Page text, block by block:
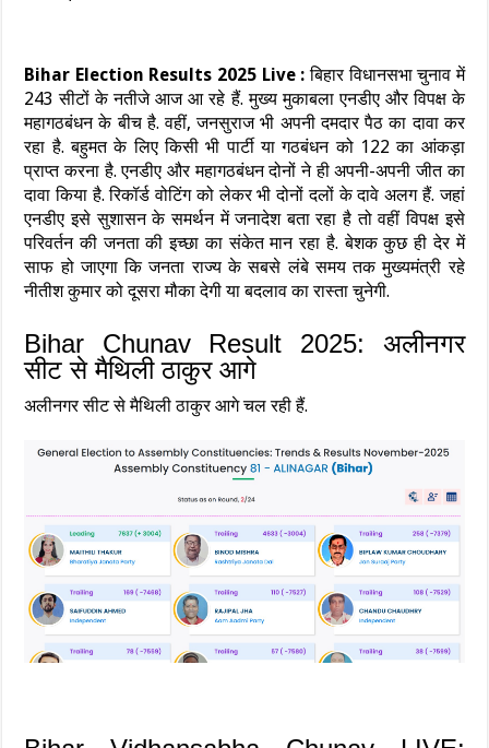
Bihar Election Results 2025 Live :बिहार विधानसभा चुनाव में
243 सीटों के नतीजे आज आ रहे हैं. मुख्य मुकाबला एनडीए और विपक्ष के
महागठबंधन के बीच है. वहीं, जनसुराज भी अपनी दमदार पैठ का दावा कर
रहा है. बहुमत के लिए किसी भी पार्टी या गठबंधन को 122 का आंकड़ा
प्राप्त करना है. एनडीए और महागठबंधन दोनों ने ही अपनी-अपनी जीत का
दावा किया है. रिकॉर्ड वोटिंग को लेकर भी दोनों दलों के दावे अलग हैं. जहां
एनडीए इसे सुशासन के समर्थन में जनादेश बता रहा है तो वहीं विपक्ष इसे
परिवर्तन की जनता की इच्छा का संकेत मान रहा है. बेशक कुछ ही देर में
साफ हो जाएगा कि जनता राज्य के सबसे लंबे समय तक मुख्यमंत्री रहे
नीतीश कुमार को दूसरा मौका देगी या बदलाव का रास्ता चुनेगी.
Bihar Chunav Result 2025: अलीनगर
सीट से मैथिली ठाकुर आगे
अलीनगर सीट से मैथिली ठाकुर आगे चल रही हैं.